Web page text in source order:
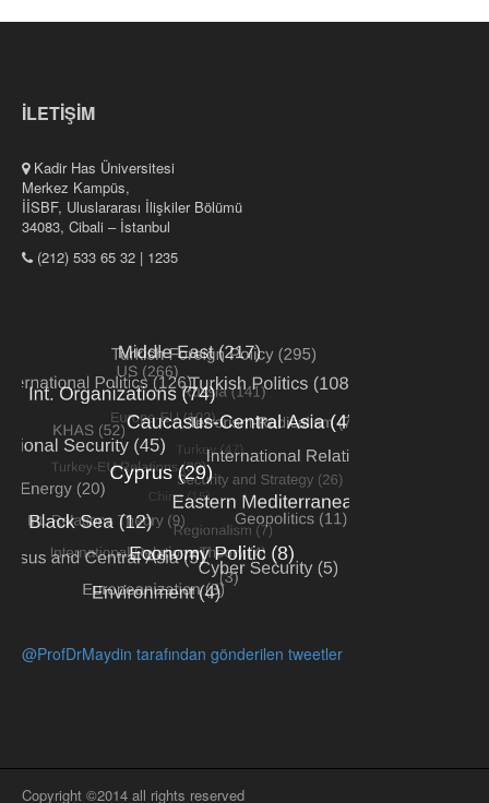
İLETİŞİM
Kadir Has Üniversitesi
Merkez Kampüs,
İİSBF, Uluslararası İlişkiler Bölümü
34083, Cibali – İstanbul
(212) 533 65 32 | 1235
@ProfDrMaydin tarafından gönderilen tweetler
Copyright ©2014 all rights reserved